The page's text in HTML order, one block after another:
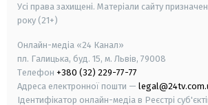
Усі права захищені. Матеріали сайту
року (21+)
Онлайн-медіа «24 Канал»
пл. Галицька, буд. 15, м. Львів, 79008
Телефон +380 (32) 229-77-77
Адреса електронної пошти —
Ідентифікатор онлайн-медіа в Реєстрі